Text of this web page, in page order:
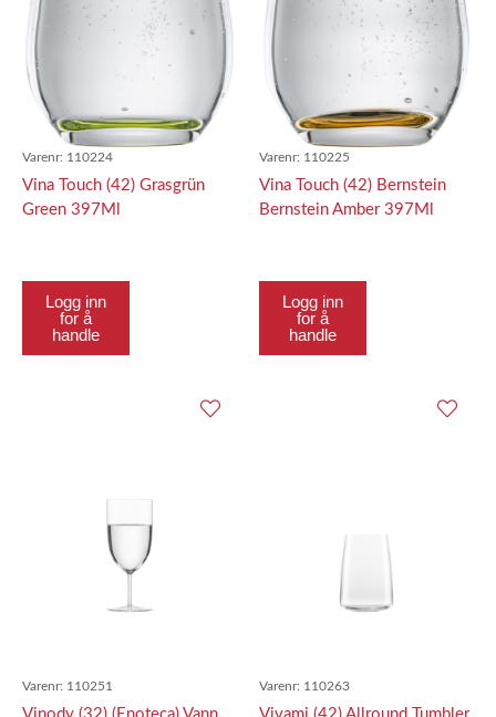
Varenr: 110224
Vina Touch (42) Grasgrün
Green 397Ml
Logg inn
for å
handle
Varenr: 110225
Vina Touch (42) Bernstein
Bernstein Amber 397Ml
Logg inn
for å
handle
Varenr: 110251 Varenr: 110263